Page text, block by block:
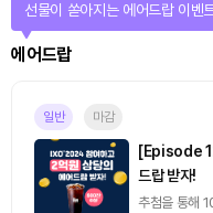
에어드랍
선물이 쏟아지는 에어드랍 이벤
일반 마감
[Episode
드랍 받자!
추첨을 통해